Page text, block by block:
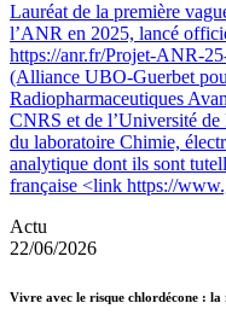
Lauréat de la première
l’ANR en 2025, lancé
https://anr.fr/Projet-ANR-
(Alliance UBO-Guerbet
Radiopharmaceutiques
CNRS et de l’Université
du laboratoire Chimie,
analytique dont ils sont
française <link https://
Actu
22/06/2026
Vivre avec le risque chlordécone : la